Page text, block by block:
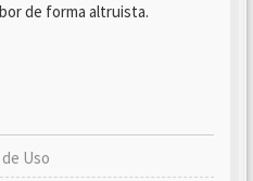
de forma altruista.
Uso